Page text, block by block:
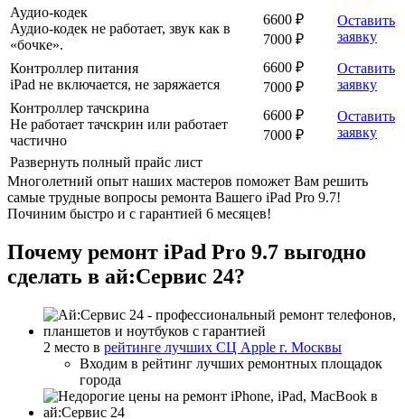
Аудио-кодек
Аудио-кодек не работает, звук как в
«бочке».
6600 ₽
7000 ₽
Оставить
заявку
Контроллер питания
iPad не включается, не заряжается
6600 ₽
7000 ₽
Оставить
заявку
Контроллер тачскрина
Не работает тачскрин или работает
частично
6600 ₽
7000 ₽
Оставить
заявку
Развернуть полный прайс лист
Многолетний опыт наших мастеров поможет Вам решить
самые трудные вопросы ремонта Вашего iPad Pro 9.7!
Починим быстро и с гарантией 6 месяцев!
Почему ремонт iPad Pro 9.7 выгодно
сделать в ай:Сервис 24?
2 место в рейтинге лучших СЦ Apple г. Москвы
Входим в рейтинг лучших ремонтных площадок
города